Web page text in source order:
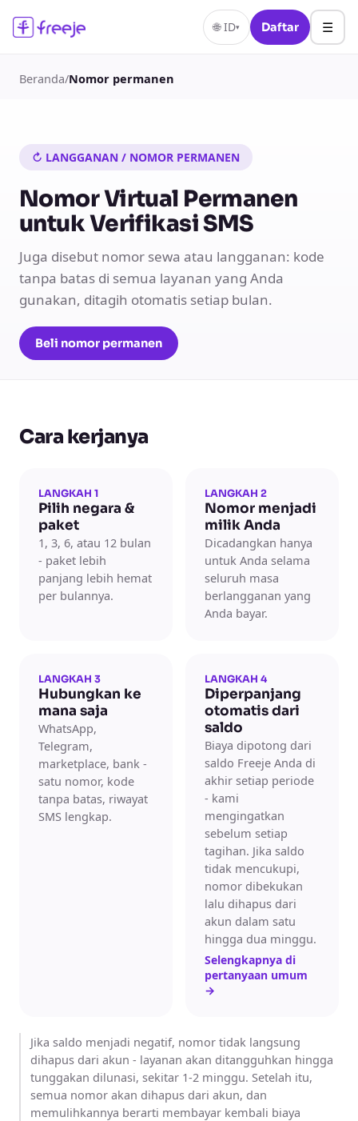
🌐ID▾ Daftar ☰
Beranda/Nomor permanen
↻ LANGGANAN / NOMOR PERMANEN
Nomor Virtual Permanen
untuk Verifikasi SMS
Juga disebut nomor sewa atau langganan: kode
tanpa batas di semua layanan yang Anda
gunakan, ditagih otomatis setiap bulan.
Beli nomor permanen
Cara kerjanya
LANGKAH 1
Pilih negara &
paket
1, 3, 6, atau 12 bulan
- paket lebih
panjang lebih hemat
per bulannya.
LANGKAH 2
Nomor menjadi
milik Anda
Dicadangkan hanya
untuk Anda selama
seluruh masa
berlangganan yang
Anda bayar.
LANGKAH 3
Hubungkan ke
mana saja
WhatsApp,
Telegram,
marketplace, bank -
satu nomor, kode
tanpa batas, riwayat
SMS lengkap.
LANGKAH 4
Diperpanjang
otomatis dari
saldo
Biaya dipotong dari
saldo Freeje Anda di
akhir setiap periode
- kami
mengingatkan
sebelum setiap
tagihan. Jika saldo
tidak mencukupi,
nomor dibekukan
lalu dihapus dari
akun dalam satu
hingga dua minggu.
Selengkapnya di
pertanyaan umum
→
Jika saldo menjadi negatif, nomor tidak langsung
dihapus dari akun - layanan akan ditangguhkan hingga
tunggakan dilunasi, sekitar 1-2 minggu. Setelah itu,
semua nomor akan dihapus dari akun, dan
memulihkannya berarti membayar kembali biaya